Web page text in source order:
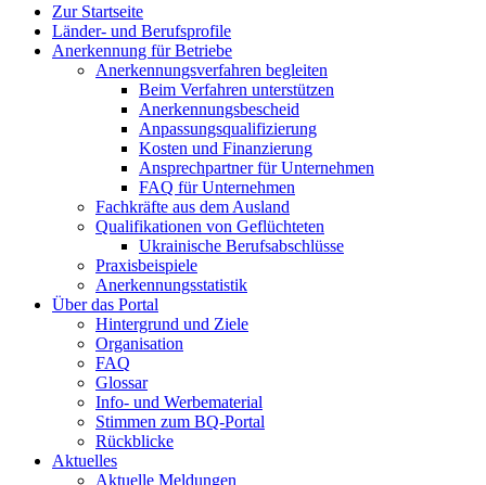
Zur Startseite
Länder- und Berufsprofile
Anerkennung für Betriebe
Anerkennungsverfahren begleiten
Beim Verfahren unterstützen
Anerkennungsbescheid
Anpassungsqualifizierung
Kosten und Finanzierung
Ansprechpartner für Unternehmen
FAQ für Unternehmen
Fachkräfte aus dem Ausland
Qualifikationen von Geflüchteten
Ukrainische Berufsabschlüsse
Praxisbeispiele
Anerkennungsstatistik
Über das Portal
Hintergrund und Ziele
Organisation
FAQ
Glossar
Info- und Werbematerial
Stimmen zum BQ-Portal
Rückblicke
Aktuelles
Aktuelle Meldungen